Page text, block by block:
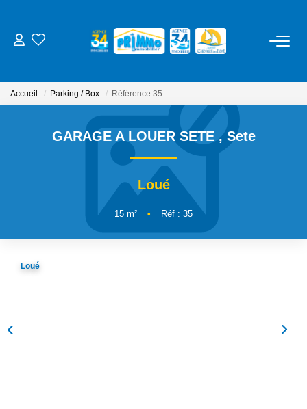
LOUER
ESTIMER
NOS SERVICES
Accueil Parking / Box Référence 35
GARAGE A LOUER SETE,Sete
Loué
15 m² • Réf : 35
Loué